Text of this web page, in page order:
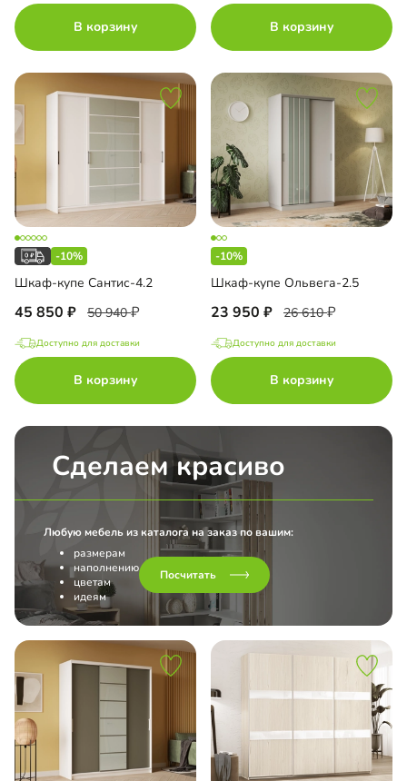
Top Line
В корзину В корзину
-10%
Шкаф-купе Сантис-4.2
45 850 50 940
Доступно для доставки
В корзину
-10%
Шкаф-купе Ольвега-2.5
23 950 26 610
Доступно для доставки
В корзину
Сделаем красиво
Любую мебель из каталога на заказ по вашим:
размерам
наполнению
цветам
идеям
Посчитать